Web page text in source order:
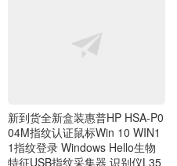
新到货全新盒装惠普HP HSA-P0
04M指纹认证鼠标Win 10 WIN1
1指纹登录 Windows Hello生物
特征USB指纹采集器 识别仪L35